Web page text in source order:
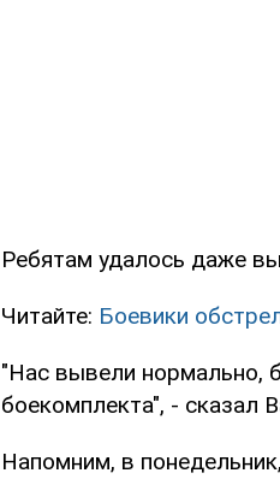
Ребятам удалось даже
Читайте: Боевики
"Нас вывели нормально,
боекомплекта", - сказал
Напомним, в